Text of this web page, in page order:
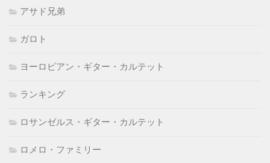
アサド兄弟
ガロト
ヨーロピアン・ギター・カルテット
ランキング
ロサンゼルス・ギター・カルテット
ロメロ・ファミリー